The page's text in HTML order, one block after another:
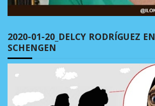
2020-01-20_DELCY RODRÍGUEZ
SCHENGEN